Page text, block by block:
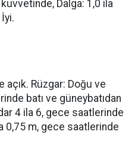
Dalga: 1,0 ila
açık. Rüzgar: Doğu ve
batı ve güneybatıdan
4 ila 6, gece saatlerinde
0,75 m, gece saatlerinde